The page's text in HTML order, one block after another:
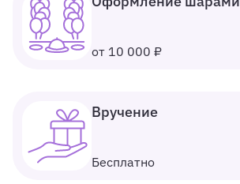
от 10 000 ₽
Вручение
Бесплатно